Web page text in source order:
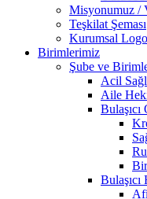
Misyonumuz /
Teşkilat Şeması
Kurumsal Logo
Birimlerimiz
Şube ve
Acil
Aile